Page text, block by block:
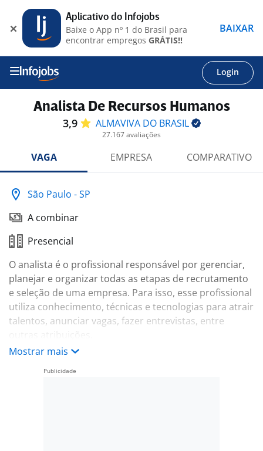
Login
Analista De Recursos Humanos
3,9 ALMAVIVA DO BRASIL
27.167 avaliações
VAGA EMPRESA COMPARATIVO
São Paulo - SP
A combinar
Presencial
O analista é o profissional responsável por gerenciar,
planejar e organizar todas as etapas de recrutamento
e seleção de uma empresa. Para isso, esse profissional
utiliza conhecimento, técnicas e tecnologias para atrair
talentos, anunciar vagas, fazer entrevistas, entre
Benefícios:
-. vale transporte
Mostrar mais
Aplicativo do Infojobs
Baixe o App nº 1 do Brasil para
encontrar empregos GRÁTIS!!
BAIXAR